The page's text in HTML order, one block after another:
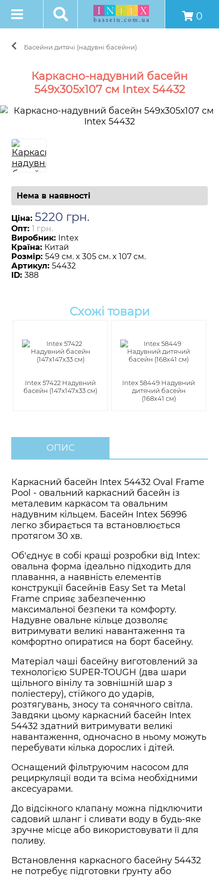
0
Басейни дитячі (надувні басейни)
Каркасно-надувний басейн
549х305х107 см Intex 54432
Нема в наявності
Ціна: 5220 грн.
Опт: 1 грн.
Виробник: Intex
Країна: Китай
Розмір: 549 см. x 305 см. x 107 см.
Артикул: 54432
ID: 388
Схожі товари
Intex 57422 Надувний
басейн (147х147х33 см)
Intex 58449 Надувний
дитячий басейн
(168х41 см)
ОПИС
Каркасний басейн Intex 54432 Oval Frame
Pool - овальний каркасний басейн із
металевим каркасом та овальним
надувним кільцем. Басейн Intex 56996
легко збирається та встановлюється
протягом 30 хв.
Об'єднує в собі кращі розробки від Intex:
овальна форма ідеально підходить для
плавання, а наявність елементів
конструкції басейнів Easy Set та Metal
Frame сприяє забезпеченню
максимальної безпеки та комфорту.
Надувне овальне кільце дозволяє
витримувати великі навантаження та
комфортно опиратися на борт басейну.
Матеріал чаші басейну виготовлений за
технологією SUPER-TOUGH (два шари
щільного вінілу та зовнішній шар з
поліестеру), стійкого до ударів,
розтягувань, зносу та сонячного світла.
Завдяки цьому каркасний басейн Intex
54432 здатний витримувати великі
навантаження, одночасно в ньому можуть
перебувати кілька дорослих і дітей.
Оснащений фільтруючим насосом для
рециркуляції води та всіма необхідними
аксесуарами.
До відсікного клапану можна підключити
садовий шланг і сливати воду в будь-яке
зручне місце або використовувати її для
поливу.
Встановлення каркасного басейну 54432
не потребує підготовки ґрунту або